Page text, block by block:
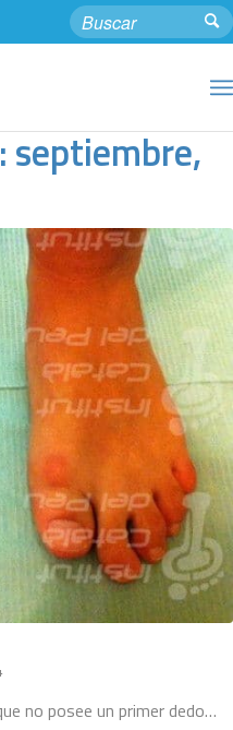
septiembre,
no posee un primer dedo…